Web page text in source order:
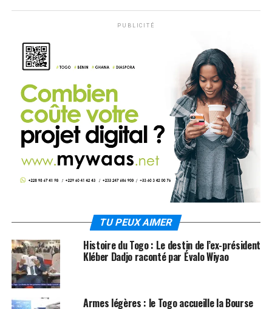
PUBLICITÉ
TU PEUX AIMER
Histoire du Togo : Le destin de l’ex-président
Kléber Dadjo raconté par Évalo Wiyao
Armes légères : le Togo accueille la Bourse